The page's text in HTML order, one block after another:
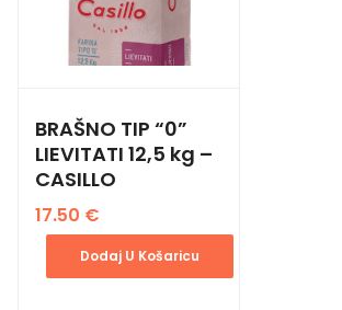
BRAŠNO TIP “0”
LIEVITATI 12,5 kg –
CASILLO
17.50 €
Dodaj U Košaricu